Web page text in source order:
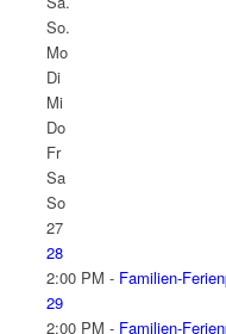
So.
Mo
Di
Mi
Do
Fr
Sa
So
27
28
2:00 PM - Familien-
29
2:00 PM - Familien-